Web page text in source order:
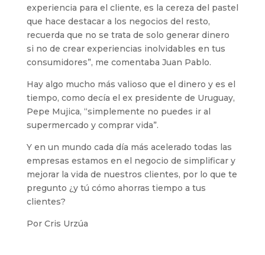
experiencia para el cliente, es la cereza del pastel
que hace destacar a los negocios del resto,
recuerda que no se trata de solo generar dinero
si no de crear experiencias inolvidables en tus
consumidores”, me comentaba Juan Pablo.
Hay algo mucho más valioso que el dinero y es el
tiempo, como decía el ex presidente de Uruguay,
Pepe Mujica, “simplemente no puedes ir al
supermercado y comprar vida”.
Y en un mundo cada día más acelerado todas las
empresas estamos en el negocio de simplificar y
mejorar la vida de nuestros clientes, por lo que te
pregunto ¿y tú cómo ahorras tiempo a tus
clientes?
Por Cris Urzúa